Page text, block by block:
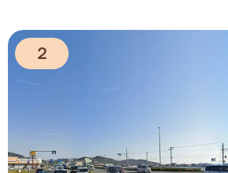
２